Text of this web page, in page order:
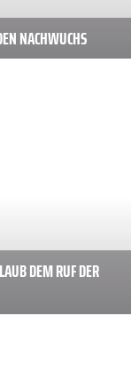
NACHWUCHS
DEM RUF DER